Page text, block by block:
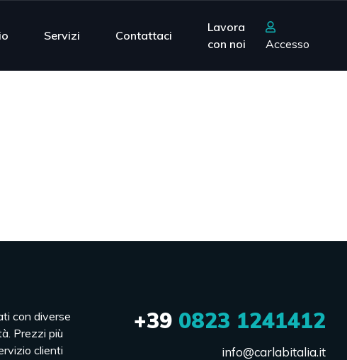
Servizi Contattaci
Lavora
con noi
Accesso
con diverse
Prezzi più
clienti
+390823 1241412
info@carlabitalia.it